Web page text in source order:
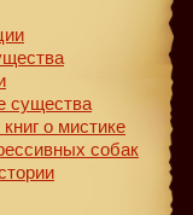
существа
о мистике
собак